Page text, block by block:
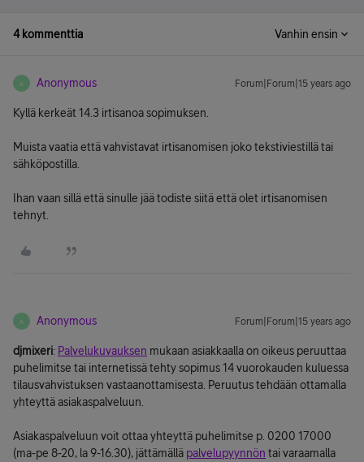
4 kommenttia Vanhin ensin
A Anonymous Forum|Forum|15 years ago
Kyllä kerkeät 14.3 irtisanoa sopimuksen.
Muista vaatia että vahvistavat irtisanomisen joko tekstiviestillä tai
sähköpostilla.
Ihan vaan sillä että sinulle jää todiste siitä että olet irtisanomisen
tehnyt.
A Anonymous Forum|Forum|15 years ago
djmixeri: Palvelukuvauksen mukaan asiakkaalla on oikeus peruuttaa
puhelimitse tai internetissä tehty sopimus 14 vuorokauden kuluessa
tilausvahvistuksen vastaanottamisesta. Peruutus tehdään ottamalla
yhteyttä asiakaspalveluun.
Asiakaspalveluun voit ottaa yhteyttä puhelimitse p. 0200 17000
(ma-pe 8-20, la 9-16.30), jättämällä palvelupyynnön tai varaamalla